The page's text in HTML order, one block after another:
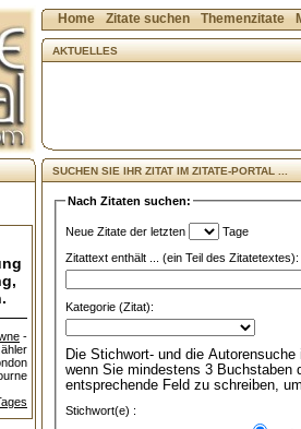
-
Home Zitate suchen Themenzitate
AKTUELLES
SUCHEN SIE IHR ZITAT IM ZITATE-PORTAL ...
Nach Zitaten suchen:
Neue Zitate der letzten
Tage
Zitattext enthält ... (ein Teil des Zitatetextes):
Kategorie (Zitat):
Die Stichwort- und die
wenn Sie mindestens 3 Buchstaben
entsprechende Feld zu schreiben,
Stichwort(e) :